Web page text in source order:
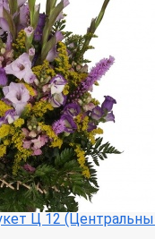
Ц 12